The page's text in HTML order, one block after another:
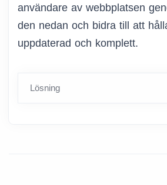
användare av webbplatsen
den nedan och bidra till att
uppdaterad och komplett.
Lösning